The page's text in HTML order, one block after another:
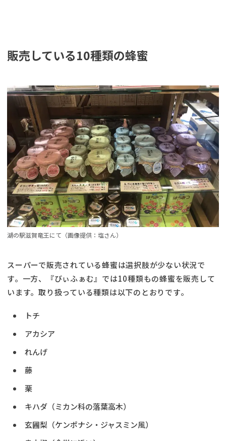
販売している10種類の蜂蜜
湖の駅滋賀竜王にて（画像提供：塩さん）
スーパーで販売されている蜂蜜は選択肢が少ない状況で
す。一方、『びぃふぁむ』では10種類もの蜂蜜を販売して
います。取り扱っている種類は以下のとおりです。
トチ
アカシア
れんげ
藤
栗
キハダ（ミカン科の落葉高木）
玄圃梨（ケンポナシ・ジャスミン風）